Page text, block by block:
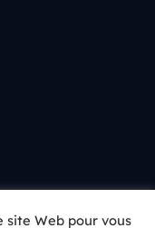
site Web pour vous